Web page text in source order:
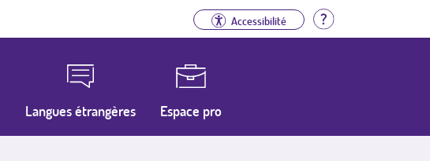
Accessibilité Aide
Langues étrangères Espace pro